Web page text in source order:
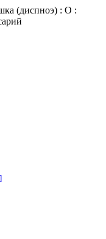
(диспноэ) : О :